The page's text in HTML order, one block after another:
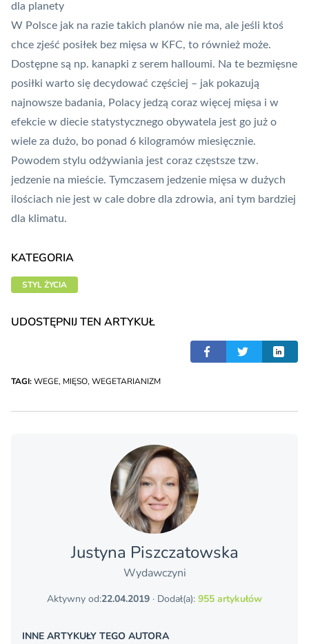
dla planety
W Polsce jak na razie takich planów nie ma, ale jeśli ktoś
chce zjeść posiłek bez mięsa w KFC, to również może.
Dostępne są np. kanapki z serem halloumi. Na te bezmięsne
posiłki warto się decydować częściej – jak pokazują
najnowsze badania, Polacy jedzą coraz więcej mięsa i w
efekcie w diecie statystycznego obywatela jest go już o
wiele za dużo, bo ponad 6 kilogramów miesięcznie.
Powodem stylu odżywiania jest coraz częstsze tzw.
jedzenie na mieście. Tymczasem jedzenie mięsa w dużych
ilościach nie jest w cale dobre dla zdrowia, ani tym bardziej
dla klimatu.
KATEGORIA
STYL ŻYCIA
UDOSTĘPNIJ TEN ARTYKUŁ
TAGI:WEGE, MIĘSO, WEGETARIANIZM
Justyna Piszczatowska
Wydawczyni
Aktywny od:22.04.2019 · Dodał(a): 955 artykułów
INNE ARTYKUŁY TEGO AUTORA